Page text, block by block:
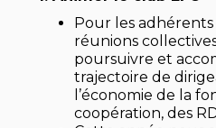
Pour les adhérents
réunions
poursuivre et
trajectoire de
l’économie de la
coopération, des